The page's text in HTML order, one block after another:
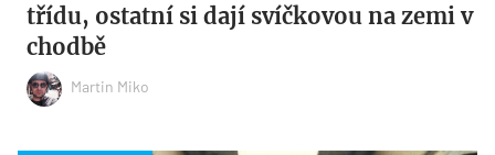
třídu, ostatní si dají svíčkovou na zemi v
chodbě
Martin Miko